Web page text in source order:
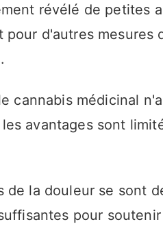
révélé de petites
pour d'autres
cannabis médicinal
avantages sont
de la douleur se sont
pour